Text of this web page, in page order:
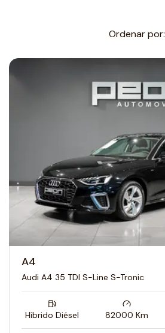
Ordenar por:
A4
Audi A4 35 TDI S-Line S-Tronic
Híbrido Diésel 82000 Km